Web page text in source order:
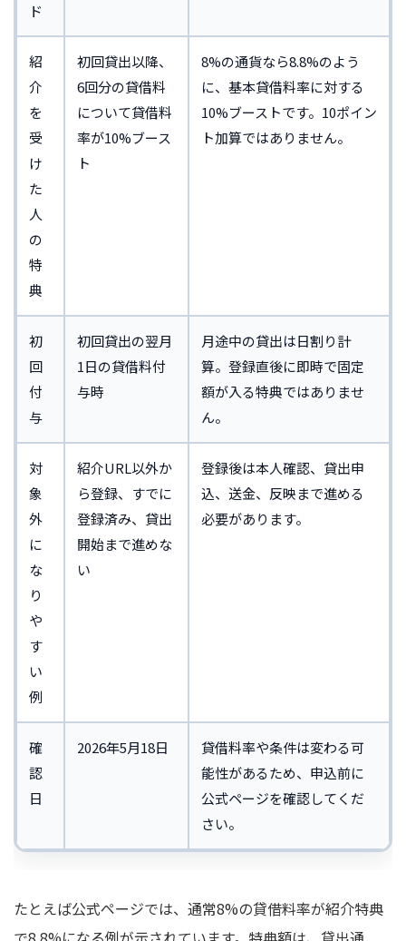
ド
紹
介
を
受
け
た
人
の
特
典
初回貸出以降、
6回分の貸借料
について貸借料
率が10%ブース
ト
8%の通貨なら8.8%のよう
に、基本貸借料率に対する
10%ブーストです。10ポイン
ト加算ではありません。
初
回
付
与
初回貸出の翌月
1日の貸借料付
与時
月途中の貸出は日割り計
算。登録直後に即時で固定
額が入る特典ではありませ
ん。
対
象
外
に
な
り
や
す
い
例
紹介URL以外か
ら登録、すでに
登録済み、貸出
開始まで進めな
い
登録後は本人確認、貸出申
込、送金、反映まで進める
必要があります。
確
認
日
2026年5月18日
貸借料率や条件は変わる可
能性があるため、申込前に
公式ページを確認してくだ
さい。
たとえば公式ページでは、通常8%の貸借料率が紹介特典